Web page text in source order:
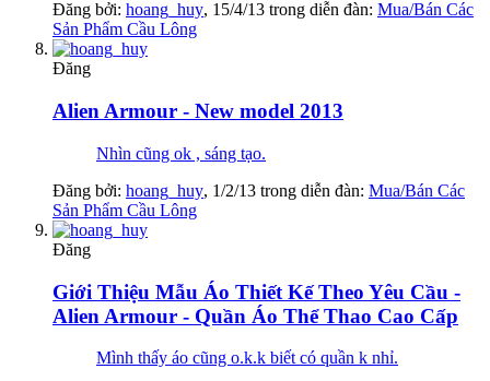
Đăng bởi: hoang_huy, 15/4/13 trong diễn đàn: Mua/Bán Các
Sản Phẩm Cầu Lông
Đăng
Alien Armour - New model 2013
Nhìn cũng ok , sáng tạo.
Đăng bởi: hoang_huy, 1/2/13 trong diễn đàn: Mua/Bán Các
Sản Phẩm Cầu Lông
Đăng
Giới Thiệu Mẫu Áo Thiết Kế Theo Yêu Cầu -
Alien Armour - Quần Áo Thể Thao Cao Cấp
Mình thấy áo cũng o.k.k biết có quần k nhỉ.